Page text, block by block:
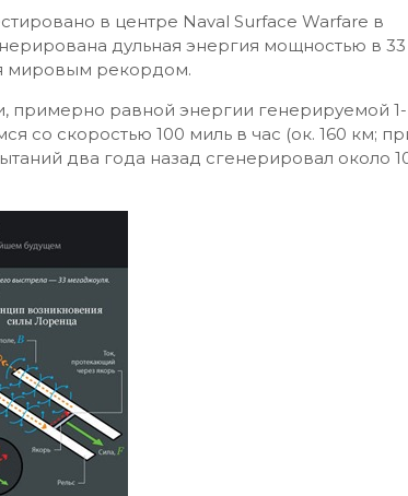
в центре Naval Surface Warfare в
дульная энергия мощностью в 33
мировым рекордом.
примерно равной энергии генерируемой 1-
со скоростью 100 миль в час (ок. 160 км;
два года назад сгенерировал около